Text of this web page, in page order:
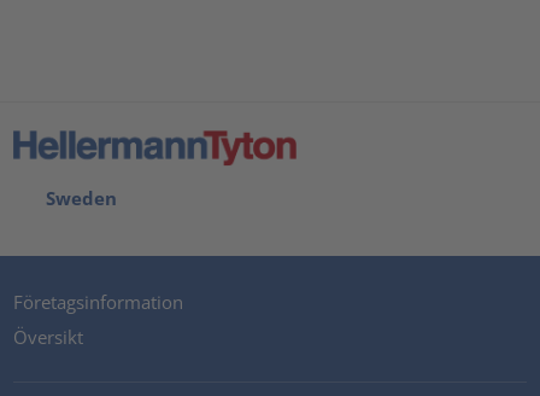
Sweden
Företagsinformation
Översikt